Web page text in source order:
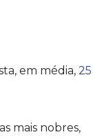
em média, 25
mais nobres,